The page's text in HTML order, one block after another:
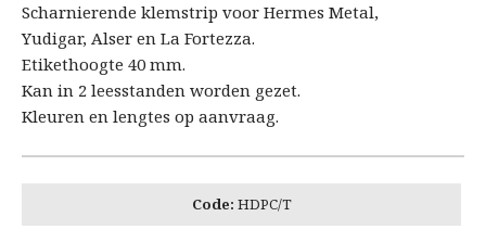
Scharnierende klemstrip voor Hermes Metal,
Yudigar, Alser en La Fortezza.
Etikethoogte 40 mm.
Kan in 2 leesstanden worden gezet.
Kleuren en lengtes op aanvraag.
Code: HDPC/T